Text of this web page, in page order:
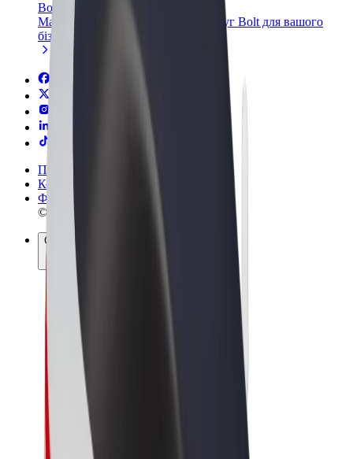
Bolt for Business
Масштабування продуктів та послуг Bolt для вашого
бізнесу
Правила та Умови
Конфіденційність
Файли ку́кі
© 2026 Bolt Technology OÜ
Сервіси
Поїздки
Електросамокати
Доставка продуктів Bolt Market
Доставка Bolt Food
Каршерінг Bolt Drive
Bolt for Business
Електровелосипеди